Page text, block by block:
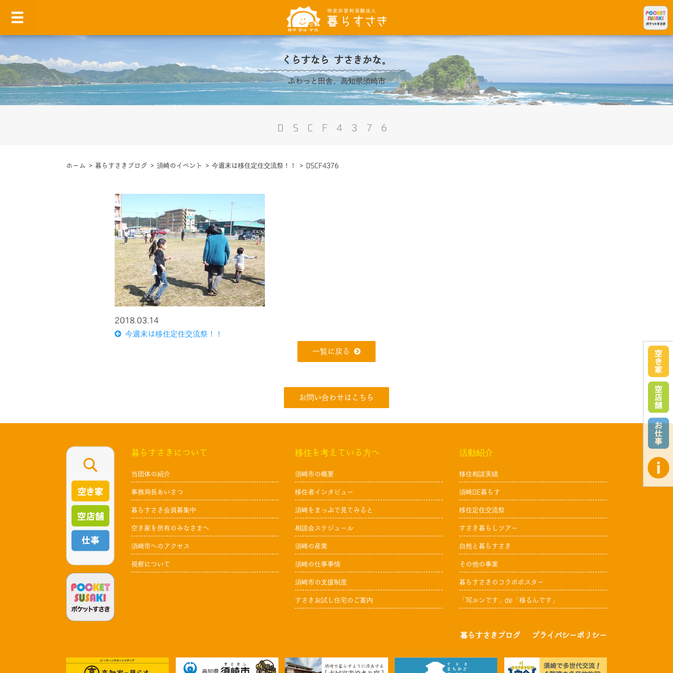
くらすなら すさきかな。
ふわっと田舎。高知県須崎市
DSCF4376
ホーム > 暮らすさきブログ > 須崎のイベント > 今週末は移住定住交流祭！！ > DSCF4376
2018.03.14
今週末は移住定住交流祭！！
一覧に戻る
お問い合わせはこちら
暮らすさきについて
当団体の紹介
事務局長あいさつ
暮らすさき会員募集中
空き家を所有のみなさまへ
須崎市へのアクセス
視察について
移住を考えている方へ
須崎市の概要
移住者インタビュー
須崎をまっぷで見てみると
相談会スケジュール
須崎の産業
須崎の仕事事情
須崎市の支援制度
すさきお試し住宅のご案内
活動紹介
移住相談実績
須崎DE暮らす
移住定住交流祭
すさき暮らしツアー
自然と暮らすさき
その他の事業
暮らすさきのコラボポスター
「写ルンです」de「移るんです」
暮らすさきブログ プライバシーポリシー